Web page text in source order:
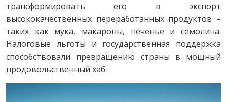
трансформировать его в экспорт
высококачественных переработанных продуктов –
таких как мука, макароны, печенье и семолина.
Налоговые льготы и государственная поддержка
способствовали превращению страны в мощный
продовольственный хаб.